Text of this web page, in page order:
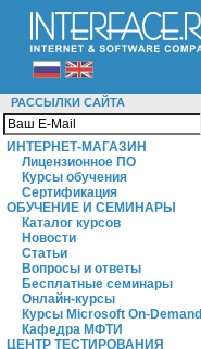
РАССЫЛКИ САЙТА
ИНТЕРНЕТ-МАГАЗИН
Лицензионное ПО
Курсы обучения
Сертификация
ОБУЧЕНИЕ И СЕМИНАРЫ
Каталог курсов
Новости
Статьи
Вопросы и ответы
Бесплатные семинары
Онлайн-курсы
Курсы Microsoft On-Demand
Кафедра МФТИ
ЦЕНТР ТЕСТИРОВАНИЯ